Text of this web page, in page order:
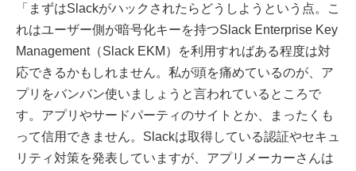
「まずはSlackがハックされたらどうしようという点。こ
れはユーザー側が暗号化キーを持つSlack Enterprise Key
Management（Slack EKM）を利用すればある程度は対
応できるかもしれません。私が頭を痛めているのが、ア
プリをバンバン使いましょうと言われているところで
す。アプリやサードパーティのサイトとか、まったくも
って信用できません。Slackは取得している認証やセキュ
リティ対策を発表していますが、アプリメーカーさんは